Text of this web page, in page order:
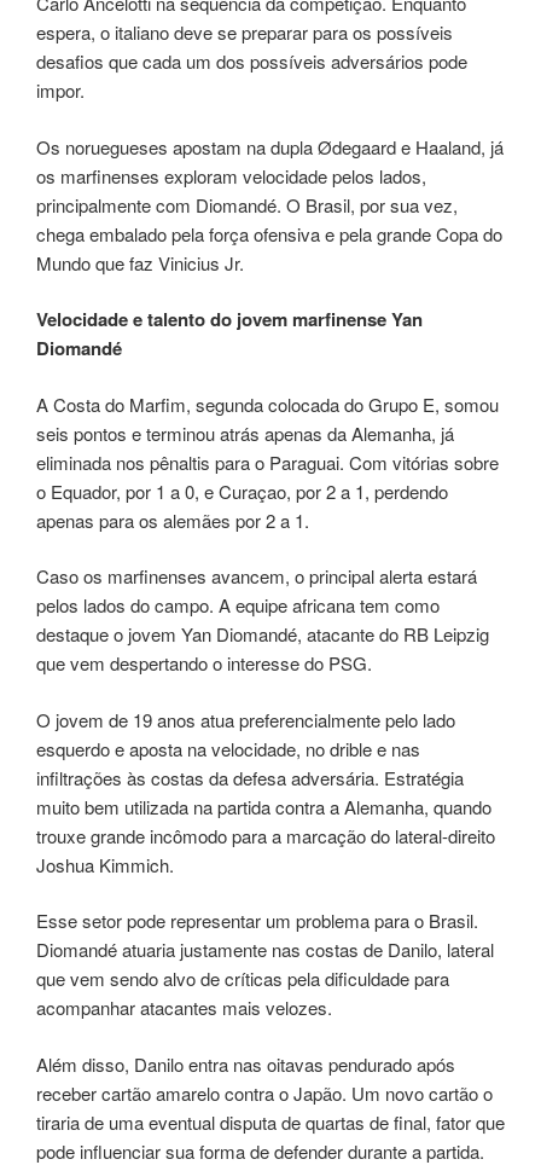
espera, o italiano deve se preparar para os possíveis
desafios que cada um dos possíveis adversários pode
impor.
Os noruegueses apostam na dupla Ødegaard e Haaland, já
os marfinenses exploram velocidade pelos lados,
principalmente com Diomandé. O Brasil, por sua vez,
chega embalado pela força ofensiva e pela grande Copa do
Mundo que faz Vinicius Jr.
Velocidade e talento do jovem marfinense Yan
Diomandé
A Costa do Marfim, segunda colocada do Grupo E, somou
seis pontos e terminou atrás apenas da Alemanha, já
eliminada nos pênaltis para o Paraguai. Com vitórias sobre
o Equador, por 1 a 0, e Curaçao, por 2 a 1, perdendo
apenas para os alemães por 2 a 1.
Caso os marfinenses avancem, o principal alerta estará
pelos lados do campo. A equipe africana tem como
destaque o jovem Yan Diomandé, atacante do RB Leipzig
que vem despertando o interesse do PSG.
O jovem de 19 anos atua preferencialmente pelo lado
esquerdo e aposta na velocidade, no drible e nas
infiltrações às costas da defesa adversária. Estratégia
muito bem utilizada na partida contra a Alemanha, quando
trouxe grande incômodo para a marcação do lateral-direito
Joshua Kimmich.
Esse setor pode representar um problema para o Brasil.
Diomandé atuaria justamente nas costas de Danilo, lateral
que vem sendo alvo de críticas pela dificuldade para
acompanhar atacantes mais velozes.
Além disso, Danilo entra nas oitavas pendurado após
receber cartão amarelo contra o Japão. Um novo cartão o
tiraria de uma eventual disputa de quartas de final, fator que
pode influenciar sua forma de defender durante a partida.